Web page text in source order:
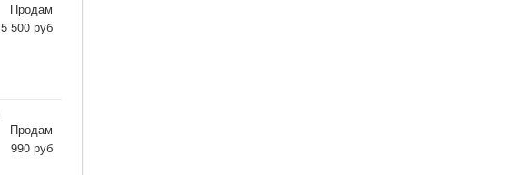
Продам
5 500 руб
Продам
990 руб